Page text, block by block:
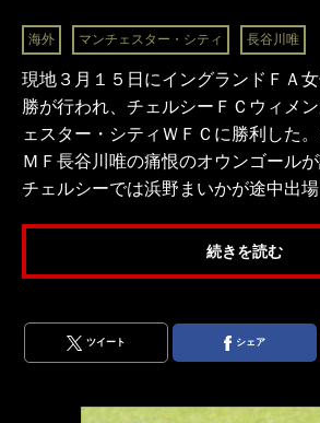
海外 マンチェスター・シティ 長谷川唯
現地３月１５日にイングランドＦＡ
勝が行われ、チェルシーＦＣウィメ
ェスター・シティＷＦＣに勝利した
ＭＦ長谷川唯の痛恨のオウンゴール
チェルシーでは浜野まいかが途中出
続きを読む
ツイート シェア